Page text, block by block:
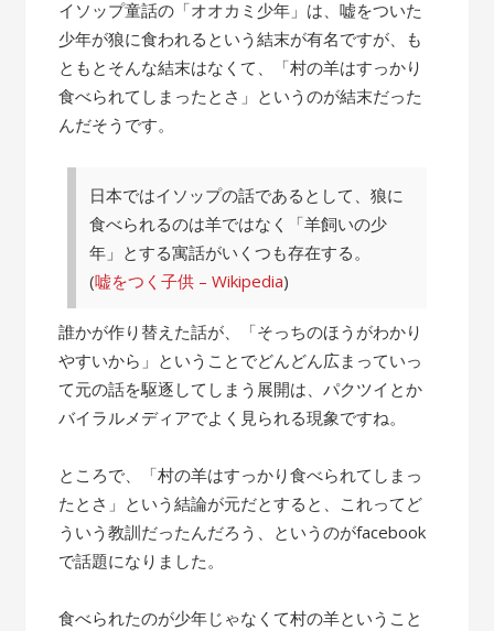
話”
イソップ童話の「オオカミ少年」は、嘘をついた
少年が狼に食われるという結末が有名ですが、も
ともとそんな結末はなくて、「村の羊はすっかり
食べられてしまったとさ」というのが結末だった
んだそうです。
日本ではイソップの話であるとして、狼に
食べられるのは羊ではなく「羊飼いの少
年」とする寓話がいくつも存在する。
(嘘をつく子供 – Wikipedia)
誰かが作り替えた話が、「そっちのほうがわかり
やすいから」ということでどんどん広まっていっ
て元の話を駆逐してしまう展開は、パクツイとか
バイラルメディアでよく見られる現象ですね。
ところで、「村の羊はすっかり食べられてしまっ
たとさ」という結論が元だとすると、これってど
ういう教訓だったんだろう、というのがfacebook
で話題になりました。
食べられたのが少年じゃなくて村の羊ということ